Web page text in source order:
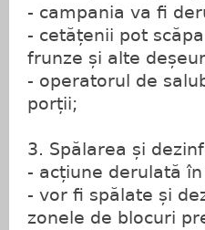
- campania va fi
- cetățenii pot
frunze și alte
- operatorul de
porții;
3. Spălarea și
- acțiune derulată
- vor fi spălate și
zonele de blocuri